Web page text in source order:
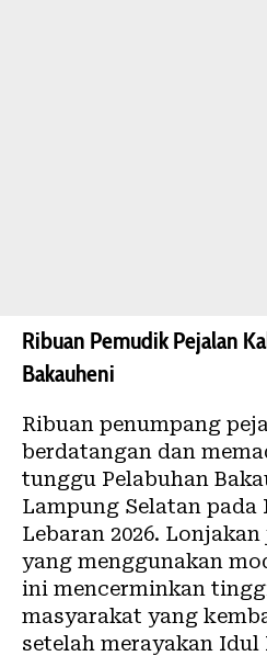
Ribuan Pemudik Pejalan
Bakauheni
Ribuan penumpang
berdatangan dan
tunggu Pelabuhan
Lampung Selatan pada
Lebaran 2026.
yang menggunakan
ini mencerminkan
masyarakat yang
setelah merayakan Idul